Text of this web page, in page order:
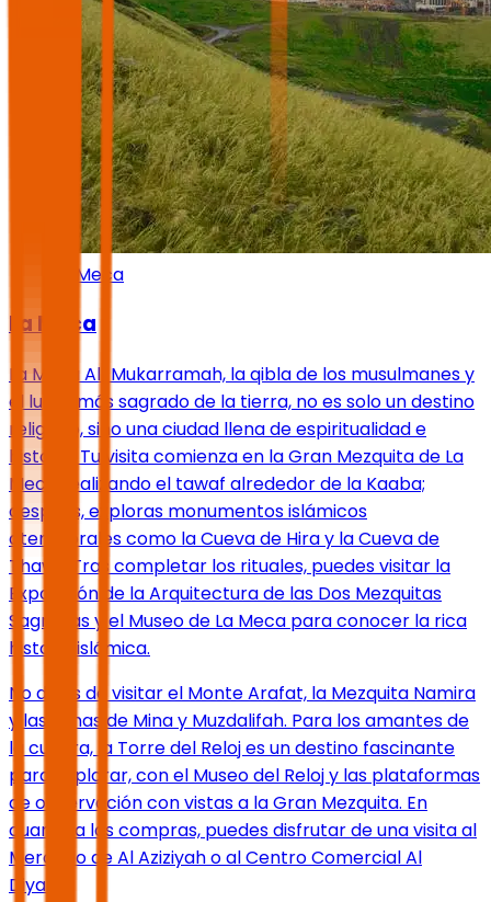
La Meca
La Meca
La Meca Al-Mukarramah, la qibla de los musulmanes y
el lugar más sagrado de la tierra, no es solo un destino
religioso, sino una ciudad llena de espiritualidad e
historia. Tu visita comienza en la Gran Mezquita de La
Meca realizando el tawaf alrededor de la Kaaba;
después, exploras monumentos islámicos
atemporales como la Cueva de Hira y la Cueva de
Thawr. Tras completar los rituales, puedes visitar la
Exposición de la Arquitectura de las Dos Mezquitas
Sagradas y el Museo de La Meca para conocer la rica
historia islámica.
No dejes de visitar el Monte Arafat, la Mezquita Namira
y las zonas de Mina y Muzdalifah. Para los amantes de
la cultura, la Torre del Reloj es un destino fascinante
para explorar, con el Museo del Reloj y las plataformas
de observación con vistas a la Gran Mezquita. En
cuanto a las compras, puedes disfrutar de una visita al
Mercado de Al Aziziyah o al Centro Comercial Al
Diyafa.